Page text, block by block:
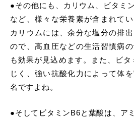
●その他にも、カリウム、ビタミ
など、様々な栄養素が含まれて
カリウムには、余分な塩分の排
ので、高血圧などの生活習慣病
も効果が見込めます。また、ビ
じく、強い抗酸化力によって体
名ですよね。
●そしてビタミンB6と葉酸は、ア